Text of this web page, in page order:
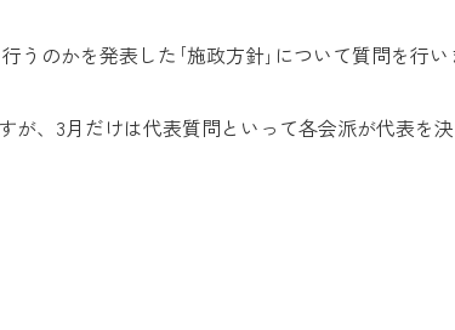
のかを発表した｢施政方針｣について質問を行い
が、3月だけは代表質問といって各会派が代表を